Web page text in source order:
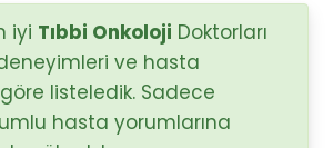
Dr. Songül Alemdaroğlu
/ Seyhan
iyi Tıbbi Onkoloji Doktorları
ve hasta
listeledik. Sadece
hasta yorumlarına